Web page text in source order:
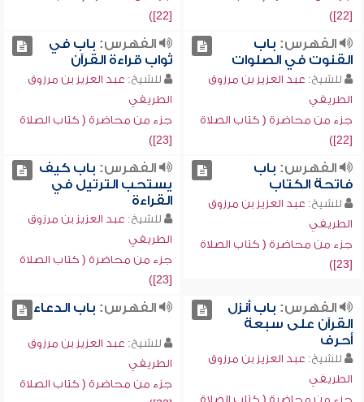
[22])
[22])
الفهرس: باب
القنوت في الصلوات
للشيخ: عبد العزيز بن مرزوق
الطريفي
جزء من محاضرة ( كتاب الصلاة
[22])
الفهرس: باب في
ثواب قراءة القرآن
للشيخ: عبد العزيز بن مرزوق
الطريفي
جزء من محاضرة ( كتاب الصلاة
[23])
الفهرس: باب
فاتحة الكتاب
للشيخ: عبد العزيز بن مرزوق
الطريفي
جزء من محاضرة ( كتاب الصلاة
[23])
الفهرس: باب كيف
يستحب الترتيل في
القراءة
للشيخ: عبد العزيز بن مرزوق
الطريفي
جزء من محاضرة ( كتاب الصلاة
[23])
الفهرس: باب أنزل
القرآن على سبعة
أحرف
للشيخ: عبد العزيز بن مرزوق
الطريفي
جزء من محاضرة ( كتاب الصلاة
الفهرس: باب الدعاء
للشيخ: عبد العزيز بن مرزوق
الطريفي
جزء من محاضرة ( كتاب الصلاة